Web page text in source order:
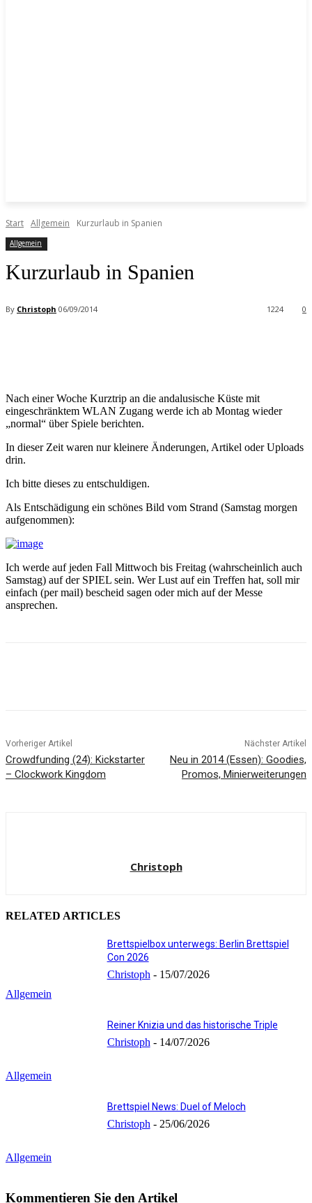
Start Allgemein Kurzurlaub in Spanien
Allgemein
Kurzurlaub in Spanien
By Christoph 06/09/2014 0
1224
Nach einer Woche Kurztrip an die andalusische Küste mit
eingeschränktem WLAN Zugang werde ich ab Montag wieder
„normal“ über Spiele berichten.
In dieser Zeit waren nur kleinere Änderungen, Artikel oder Uploads
drin.
Ich bitte dieses zu entschuldigen.
Als Entschädigung ein schönes Bild vom Strand (Samstag morgen
aufgenommen):
Ich werde auf jeden Fall Mittwoch bis Freitag (wahrscheinlich auch
Samstag) auf der SPIEL sein. Wer Lust auf ein Treffen hat, soll mir
einfach (per mail) bescheid sagen oder mich auf der Messe
ansprechen.
Vorheriger Artikel
Crowdfunding (24): Kickstarter
– Clockwork Kingdom
Nächster Artikel
Neu in 2014 (Essen): Goodies,
Promos, Minierweiterungen
Christoph
RELATED ARTICLES
Allgemein
Brettspielbox unterwegs: Berlin Brettspiel
Con 2026
Christoph - 15/07/2026
Allgemein
Reiner Knizia und das historische Triple
Christoph - 14/07/2026
Allgemein
Brettspiel News: Duel of Meloch
Christoph - 25/06/2026
Kommentieren Sie den Artikel